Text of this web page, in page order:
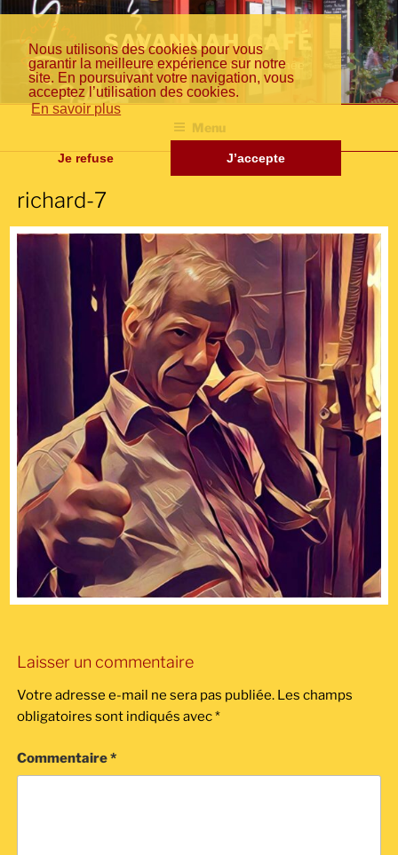
Nous utilisons des cookies pour vous
garantir la meilleure expérience sur notre
site. En poursuivant votre navigation, vous
acceptez l’utilisation des cookies.
En savoir plus
Je refuse J’accepte
contenu
principal
SAVANNAH CAFÉ
Cuisine inventive de la méditerranée
Menu
Fr
an
En
gli
日
本
richard-7
Laisser un commentaire
Votre adresse e-mail ne sera pas publiée. Les champs
obligatoires sont indiqués avec*
Commentaire*